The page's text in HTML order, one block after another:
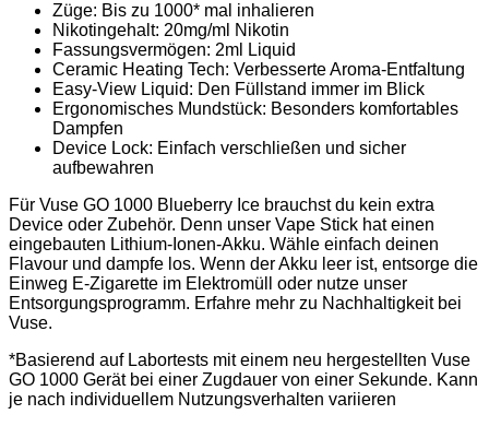
Züge: Bis zu 1000* mal inhalieren
Nikotingehalt: 20mg/ml Nikotin
Fassungsvermögen: 2ml Liquid
Ceramic Heating Tech: Verbesserte Aroma-Entfaltung
Easy-View Liquid: Den Füllstand immer im Blick
Ergonomisches Mundstück: Besonders komfortables
Dampfen
Device Lock: Einfach verschließen und sicher
aufbewahren
Für Vuse GO 1000 Blueberry Ice brauchst du kein extra
Device oder Zubehör. Denn unser Vape Stick hat einen
eingebauten Lithium-Ionen-Akku. Wähle einfach deinen
Flavour und dampfe los. Wenn der Akku leer ist, entsorge die
Einweg E-Zigarette im Elektromüll oder nutze unser
Entsorgungsprogramm. Erfahre mehr zu Nachhaltigkeit bei
Vuse.
*Basierend auf Labortests mit einem neu hergestellten Vuse
GO 1000 Gerät bei einer Zugdauer von einer Sekunde. Kann
je nach individuellem Nutzungsverhalten variieren